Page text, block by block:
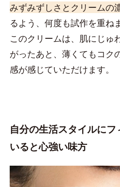
みずみずしさとクリームの
るよう、何度も試作を重ね
このクリームは、肌にじゅ
がったあと、薄くてもコク
感が感じていただけます。
自分の生活スタイルに
いると心強い味方